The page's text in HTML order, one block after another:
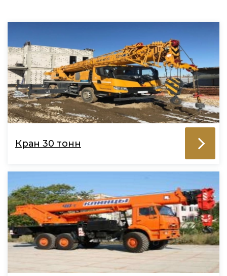
Кран 30 тонн